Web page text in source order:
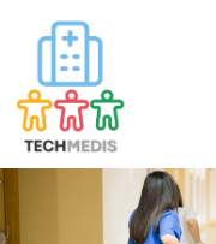
OCHRONY
ZDROWIA